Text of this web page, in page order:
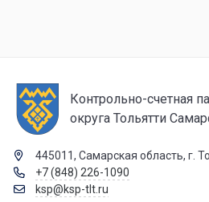
Контрольно-счетная
округа Тольятти
445011, Самарская область, г.
+7 (848) 226-1090
ksp@ksp-tlt.ru